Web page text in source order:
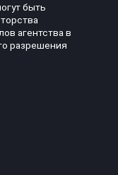
быть
агентства в
разрешения